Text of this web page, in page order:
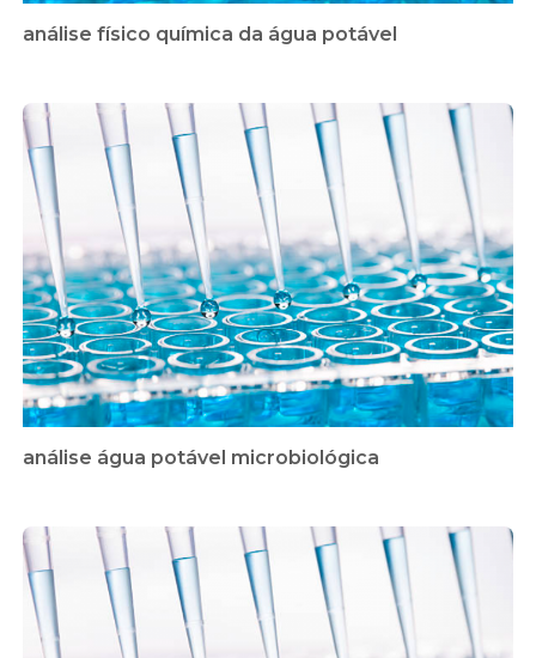
análise físico química da água potável
análise água potável microbiológica